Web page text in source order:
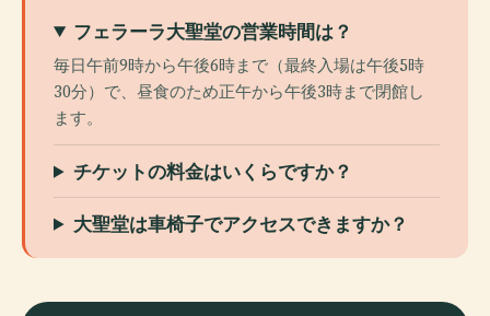
フェラーラ大聖堂の営業時間は？
毎日午前9時から午後6時まで（最終入場は午後5時
30分）で、昼食のため正午から午後3時まで閉館し
ます。
チケットの料金はいくらですか？
大聖堂は車椅子でアクセスできますか？